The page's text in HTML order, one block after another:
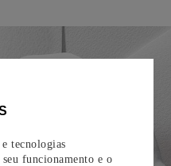
tecnologias
funcionamento e o